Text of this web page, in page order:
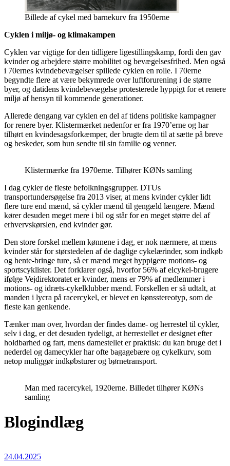
Billede af cykel med barnekurv fra 1950erne
Cyklen i miljø- og klimakampen
Cyklen var vigtige for den tidligere ligestillingskamp, fordi den gav
kvinder og arbejdere større mobilitet og bevægelsesfrihed. Men også
i 70ernes kvindebevægelser spillede cyklen en rolle. I 70erne
begyndte flere at være bekymrede over luftforurening i de større
byer, og datidens kvindebevægelse protesterede hyppigt for et renere
miljø af hensyn til kommende generationer.
Allerede dengang var cyklen en del af tidens politiske kampagner
for renere byer. Klistermærket nedenfor er fra 1970’erne og har
tilhørt en kvindesagsforkæmper, der brugte dem til at sætte på breve
og beskeder, som hun sendte til sin familie og venner.
Klistermærke fra 1970erne. Tilhører KØNs samling
I dag cykler de fleste befolkningsgrupper. DTUs
transportundersøgelse fra 2013 viser, at mens kvinder cykler lidt
flere ture end mænd, så cykler mænd til gengæld længere. Mænd
kører desuden meget mere i bil og står for en meget større del af
erhvervskørslen, end kvinder gør.
Den store forskel mellem kønnene i dag, er nok nærmere, at mens
kvinder står for størstedelen af de daglige cykelærinder, som indkøb
og hente-bringe ture, så er mænd meget hyppigere motions- og
sportscyklister. Det forklarer også, hvorfor 56% af elcykel-brugere
ifølge Vejdirektoratet er kvinder, mens er 79% af medlemmer i
motions- og idræts-cykelklubber mænd. Forskellen er så udtalt, at
manden i lycra på racercykel, er blevet en kønsstereotyp, som de
fleste kan genkende.
Tænker man over, hvordan der findes dame- og herrestel til cykler,
selv i dag, er det desuden tydeligt, at herrestellet er designet efter
holdbarhed og fart, mens damestellet er praktisk: du kan bruge det i
nederdel og damecykler har ofte bagagebære og cykelkurv, som
netop muliggør indkøbsturer og børnetransport.
Man med racercykel, 1920erne. Billedet tilhører KØNs
samling
Blogindlæg
24.04.2025